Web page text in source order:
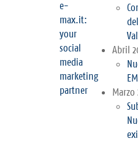
Abril
Marzo